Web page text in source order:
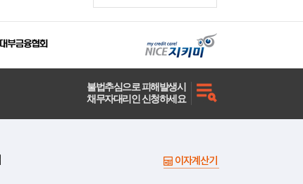
불법추심으로 피해발생시
채무자대리인 신청하세요
이자계산기